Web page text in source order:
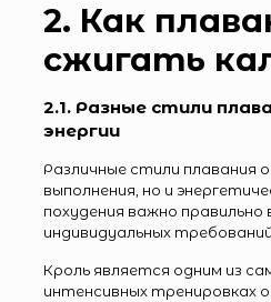
2. Как
сжигать
2.1. Разные стили
энергии
Различные стили плавания
выполнения, но и
похудения важно
индивидуальных
Кроль является одним из
интенсивных тренировках